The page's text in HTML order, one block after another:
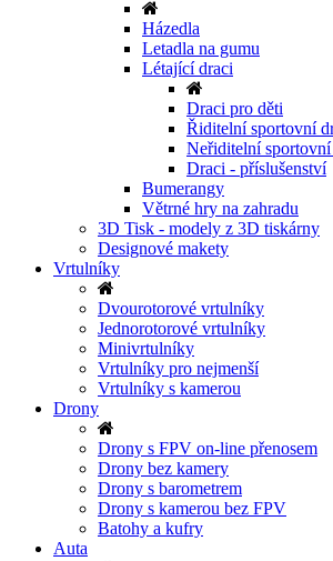
Házedla
Letadla na gumu
Létající draci
Draci pro děti
Řiditelní sportovní
Neřiditelní sportovní
Draci - příslušenství
Bumerangy
Větrné hry na zahradu
3D Tisk - modely z 3D tiskárny
Designové makety
Vrtulníky
Dvourotorové vrtulníky
Jednorotorové vrtulníky
Minivrtulníky
Vrtulníky pro nejmenší
Vrtulníky s kamerou
Drony
Drony s FPV on-line přenosem
Drony bez kamery
Drony s barometrem
Drony s kamerou bez FPV
Batohy a kufry
Auta